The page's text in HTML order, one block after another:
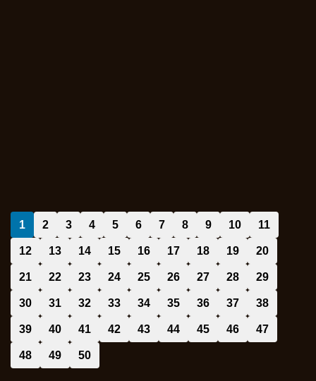
1 2 3 4 5 6 7 8 9 10 11
12 13 14 15 16 17 18 19 20
21 22 23 24 25 26 27 28 29
30 31 32 33 34 35 36 37 38
39 40 41 42 43 44 45 46 47
48 49 50